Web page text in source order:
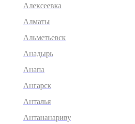
Алексеевка
Алматы
Альметьевск
Анадырь
Анапа
Ангарск
Анталья
Антананариву